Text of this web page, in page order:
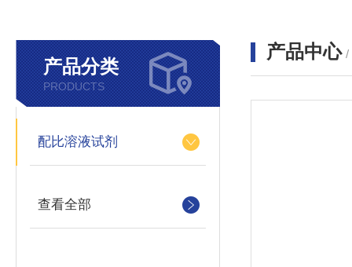
产品分类
PRODUCTS
配比溶液试剂
查看全部
产品中心 /